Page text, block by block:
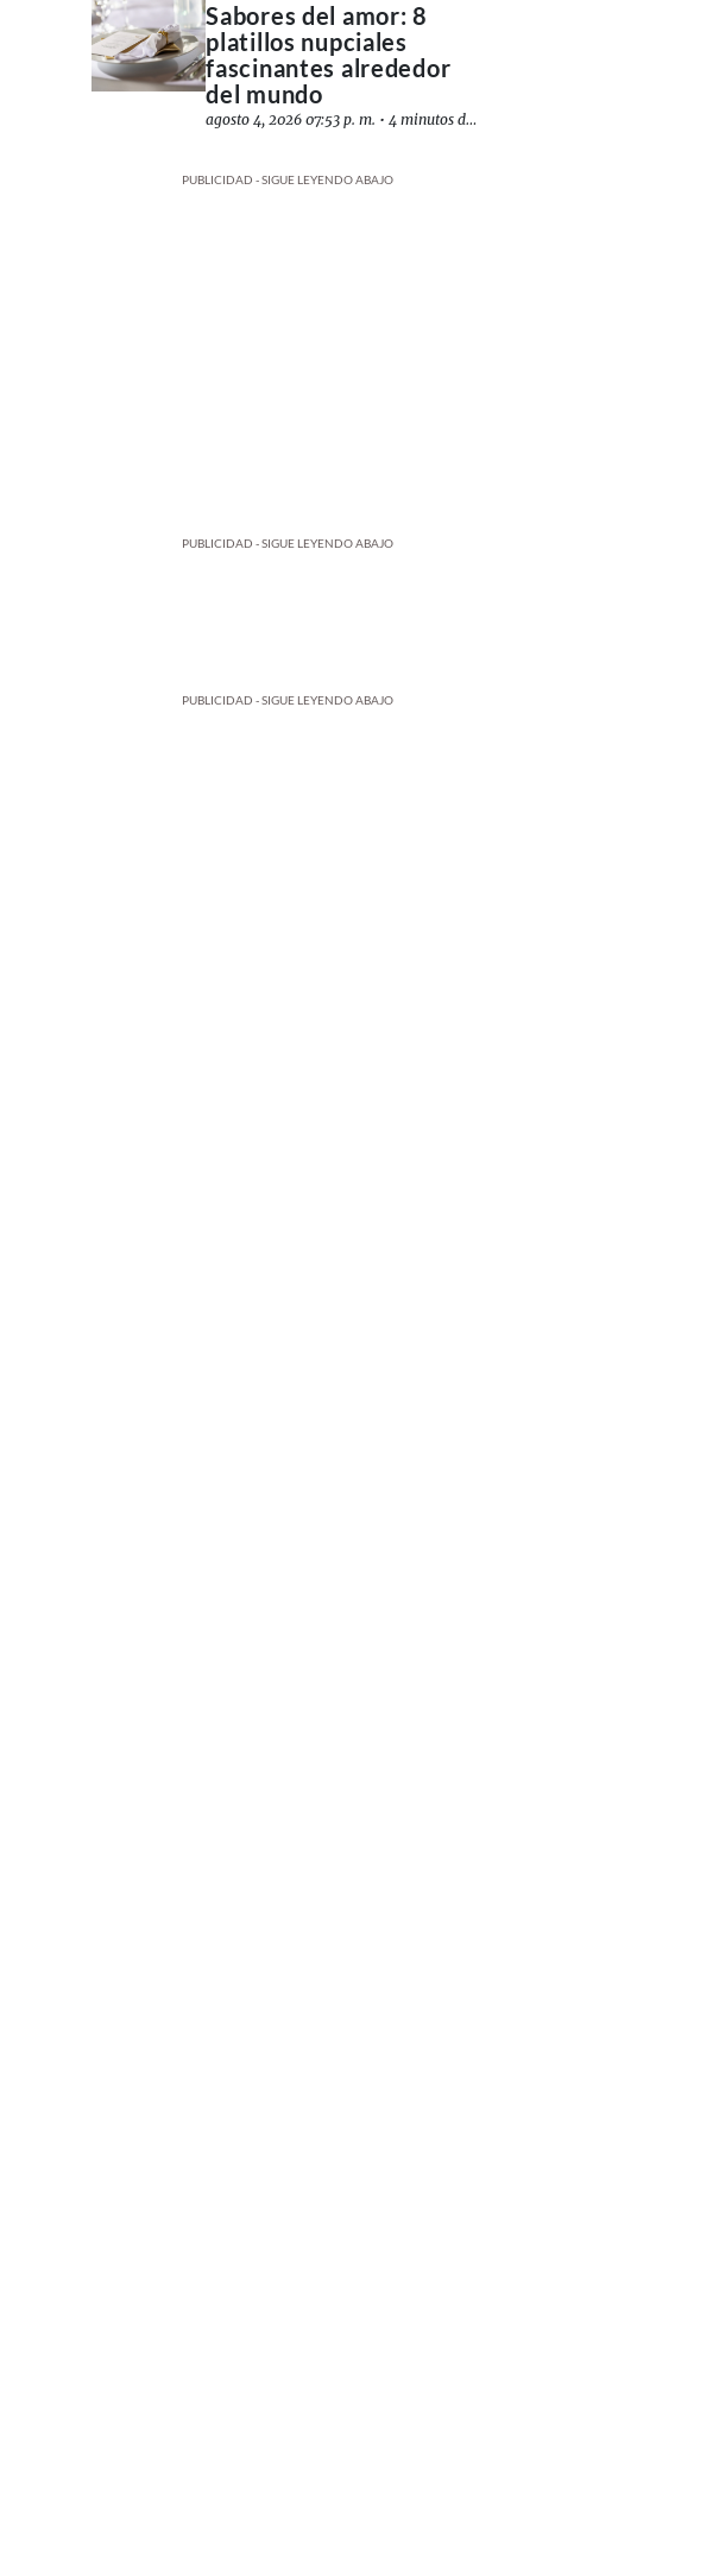
Sabores del amor: 8
platillos nupciales
fascinantes alrededor
del mundo
agosto 4, 2026 07:53 p. m. •4 minutos de lectura
PUBLICIDAD - SIGUE LEYENDO ABAJO
PUBLICIDAD - SIGUE LEYENDO ABAJO
PUBLICIDAD - SIGUE LEYENDO ABAJO